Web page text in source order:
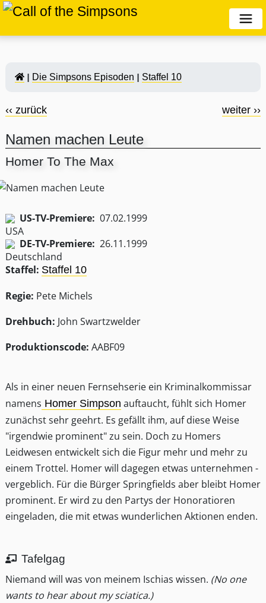
Die Simpsons Episoden Staffel 10
‹‹ zurück weiter ››
Namen machen Leute
Homer To The Max
US-TV-Premiere: 07.02.1999
DE-TV-Premiere: 26.11.1999
Staffel: Staffel 10
Regie: Pete Michels
Drehbuch: John Swartzwelder
Produktionscode: AABF09
Als in einer neuen Fernsehserie ein Kriminalkommissar
namens Homer Simpson auftaucht, fühlt sich Homer
zunächst sehr geehrt. Es gefällt ihm, auf diese Weise
"irgendwie prominent" zu sein. Doch zu Homers
Leidwesen entwickelt sich die Figur mehr und mehr zu
einem Trottel. Homer will dagegen etwas unternehmen -
vergeblich. Für die Bürger Springfields aber bleibt Homer
prominent. Er wird zu den Partys der Honoratioren
eingeladen, die mit etwas wunderlichen Aktionen enden.
Tafelgag
Niemand will was von meinem Ischias wissen. (No one
wants to hear about my sciatica.)